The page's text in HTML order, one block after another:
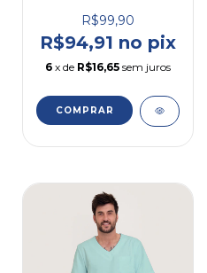
R$99,90
R$94,91 no pix
6 x de R$16,65 sem juros
COMPRAR